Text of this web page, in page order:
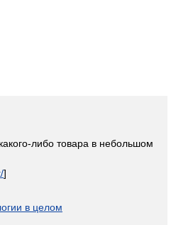
либо товара в небольшом
]
в целом